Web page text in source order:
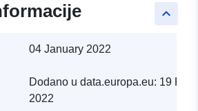
keyboard_arrow_up
04 January 2022
Dodano u data.europa.eu: 19
2022